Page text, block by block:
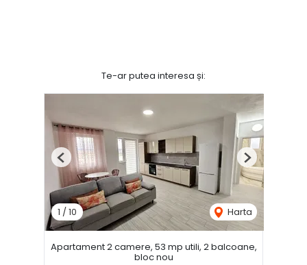
Te-ar putea interesa și:
1 / 10 Harta
Previous Next
Apartament 2 camere, 53 mp utili, 2 balcoane,
bloc nou